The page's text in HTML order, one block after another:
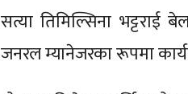
सत्या तिमिल्सिना भट्टराई
जनरल म्यानेजरका रूपमा